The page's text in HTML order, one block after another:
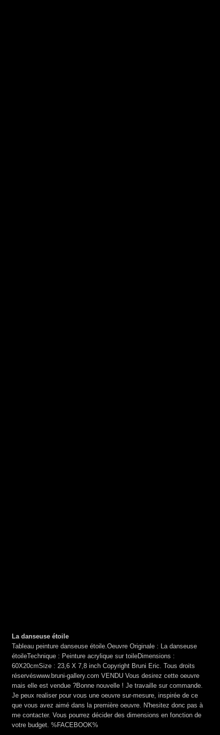
La danseuse étoile
Tableau peinture danseuse étoile.Oeuvre Originale : La danseuse
étoileTechnique : Peinture acrylique sur toileDimensions :
60X20cmSize : 23,6 X 7,8 inch Copyright Bruni Eric. Tous droits
réservéswww.bruni-gallery.com VENDU Vous desirez cette oeuvre
mais elle est vendue ?Bonne nouvelle ! Je travaille sur commande.
Je peux realiser pour vous une oeuvre sur-mesure, inspirée de ce
que vous avez aimé dans la première oeuvre. N'hesitez donc pas à
me contacter. Vous pourrez décider des dimensions en fonction de
votre budget. %FACEBOOK%